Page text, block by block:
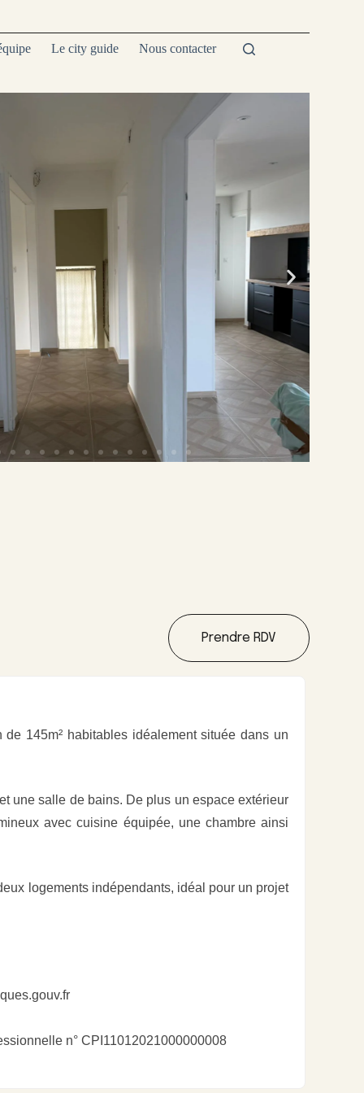
Le city guide Nous contacter
Prendre RDV
145m² habitables idéalement située dans un
une salle de bains. De plus un espace extérieur
avec cuisine équipée, une chambre ainsi
logements indépendants, idéal pour un projet
n° CPI11012021000000008